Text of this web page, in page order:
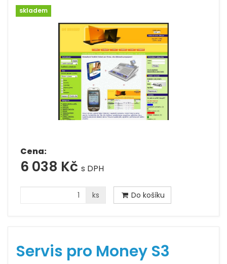
skladem
Cena:
6 038 Kč s DPH
ks Do košíku
Servis pro Money S3